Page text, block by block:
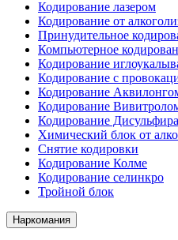
Кодирование лазером
Кодирование от
Принудительное
Компьютерное
Кодирование
Кодирование с
Кодирование
Кодирование
Кодирование
Химический блок от
Снятие кодировки
Кодирование Колме
Кодирование селинкро
Тройной блок
Наркомания